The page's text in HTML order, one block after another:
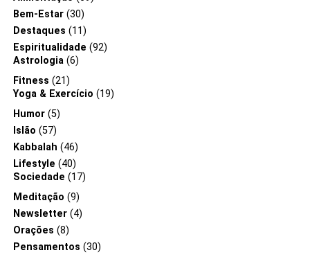
Bem-Estar(30)
Destaques (11)
Espiritualidade (92)
Astrologia(6)
Fitness (21)
Yoga & Exercício (19)
Humor(5)
Islão (57)
Kabbalah (46)
Lifestyle (40)
Sociedade (17)
Meditação (9)
Newsletter(4)
Orações (8)
Pensamentos (30)